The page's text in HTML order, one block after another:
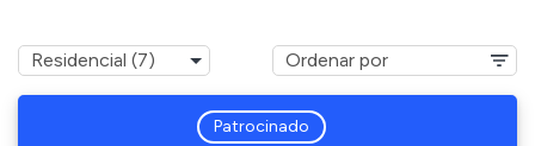
Patrocinado